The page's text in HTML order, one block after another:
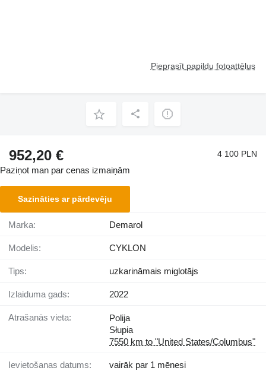
Pieprasīt papildu fotoattēlus
952,20 € 4 100 PLN
Paziņot man par cenas izmaiņām
Sazināties ar pārdevēju
Marka: Demarol
Modelis: CYKLON
Tips: uzkarināmais miglotājs
Izlaiduma gads: 2022
Atrašanās vieta:
Polija
Słupia
7550 km to "United States/Columbus"
Ievietošanas datums: vairāk par 1 mēnesi